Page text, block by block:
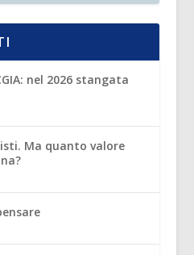
nel 2026 stangata
Ma quanto valore